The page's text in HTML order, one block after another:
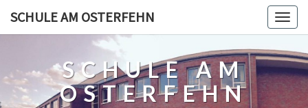
SCHULE AM OSTERFEHN
SCHULE AM
OSTERFEHN